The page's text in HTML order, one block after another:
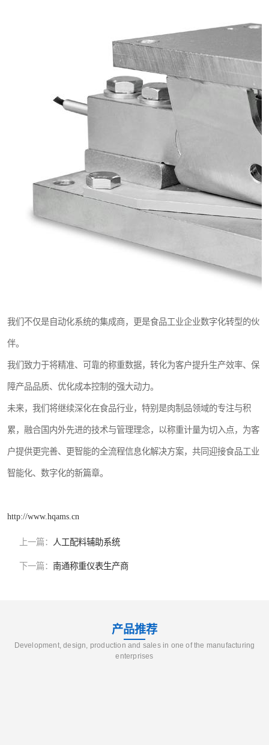
我们不仅是自动化系统的集成商，更是食品工业企业数字化转型的伙
伴。
我们致力于将精准、可靠的称重数据，转化为客户提升生产效率、保
障产品品质、优化成本控制的强大动力。
未来，我们将继续深化在食品行业，特别是肉制品领域的专注与积
累，融合国内外先进的技术与管理理念，以称重计量为切入点，为客
户提供更完善、更智能的全流程信息化解决方案，共同迎接食品工业
智能化、数字化的新篇章。
http://www.hqams.cn
上一篇： 人工配料辅助系统
下一篇： 南通称重仪表生产商
产品推荐
Development, design, production and sales in one of the manufacturing
enterprises